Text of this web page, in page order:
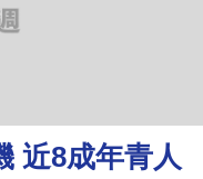
近8成年青人